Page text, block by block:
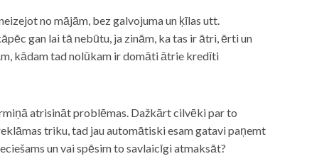
no mājām, bez galvojuma un ķīlas utt.
gan lai tā nebūtu, ja zinām, ka tas ir ātri, ērti un
kādam tad nolūkam ir domāti ātrie kredīti
atrisināt problēmas. Dažkārt cilvēki par to
triku, tad jau automātiski esam gatavi paņemt
un vai spēsim to savlaicīgi atmaksāt?